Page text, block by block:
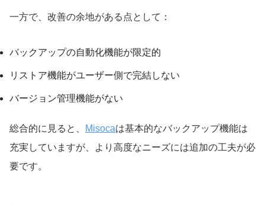
一方で、改善の余地がある点として：
バックアップの自動化機能が限定的
リストア機能がユーザー側で完結しない
バージョン管理機能がない
総合的に見ると、 Misocaは基本的なバックアップ機能は
充実していますが、より高度なニーズには追加の工夫が必
要です。